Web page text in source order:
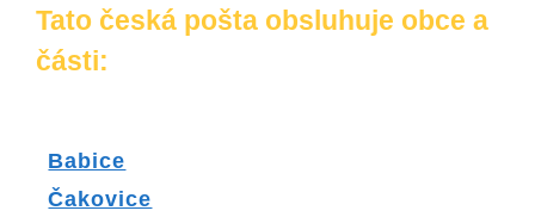
Tato česká pošta obsluhuje obce a
části:
Babice
Čakovice